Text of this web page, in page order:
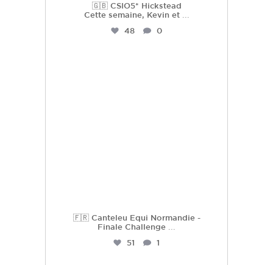
🇬🇧 CSIO5* Hickstead
Cette semaine, Kevin et
48
0
🇫🇷 Canteleu Equi Normandie -
Finale Challenge
51
1